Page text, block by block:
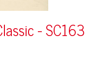
- SC163